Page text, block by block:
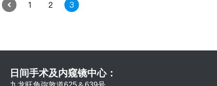
1 2 3
日间手术及内窥镜中心：